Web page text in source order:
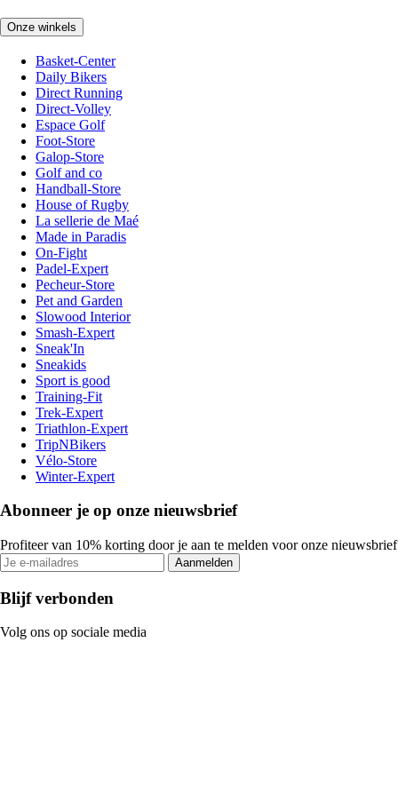
Onze winkels
Basket-Center
Daily Bikers
Direct Running
Direct-Volley
Espace Golf
Foot-Store
Galop-Store
Golf and co
Handball-Store
House of Rugby
La sellerie de Maé
Made in Paradis
On-Fight
Padel-Expert
Pecheur-Store
Pet and Garden
Slowood Interior
Smash-Expert
Sneak'In
Sneakids
Sport is good
Training-Fit
Trek-Expert
Triathlon-Expert
TripNBikers
Vélo-Store
Winter-Expert
Abonneer je op onze nieuwsbrief
Profiteer van 10% korting door je aan te melden voor onze nieuwsbrief
Aanmelden
Blijf verbonden
Volg ons op sociale media